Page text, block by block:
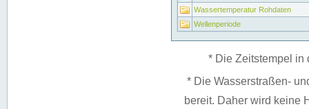
Wassertemperatur Rohdaten
Wellenperiode
* Die Zeitstempel in
* Die Wasserstraßen-
bereit. Daher wird keine